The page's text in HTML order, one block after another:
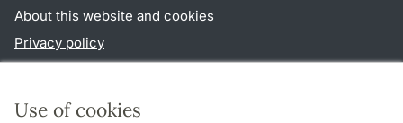
Use of cookies
About this website and cookies
Privacy policy